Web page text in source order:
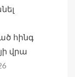
հինգ
վրա